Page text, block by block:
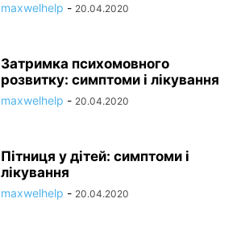
maxwelhelp - 20.04.2020
Затримка психомовного
розвитку: симптоми і лікування
maxwelhelp - 20.04.2020
Пітниця у дітей: симптоми і
лікування
maxwelhelp - 20.04.2020